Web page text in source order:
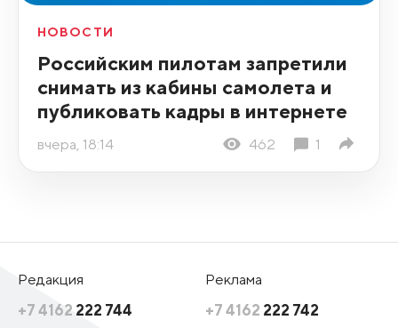
НОВОСТИ
Российским пилотам запретили
снимать из кабины самолета и
публиковать кадры в интернете
вчера, 18:14 462 1
Редакция
+7 4162 222 744
Реклама
+7 4162 222 742